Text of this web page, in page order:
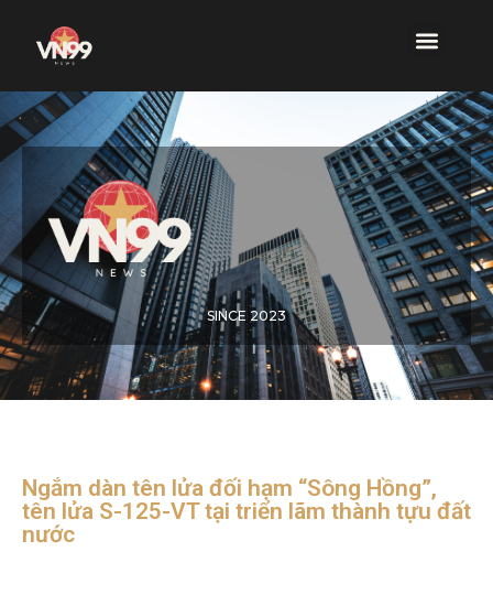
SINCE 2023
Ngắm dàn tên lửa đối hạm “Sông Hồng”,
tên lửa S-125-VT tại triển lãm thành tựu đất
nước